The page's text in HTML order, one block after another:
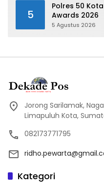
5
Polres 50
Awards 2026
5 Agustus 2026
Jorong Sarilamak,
Limapuluh Kota,
082173771795
Kategori